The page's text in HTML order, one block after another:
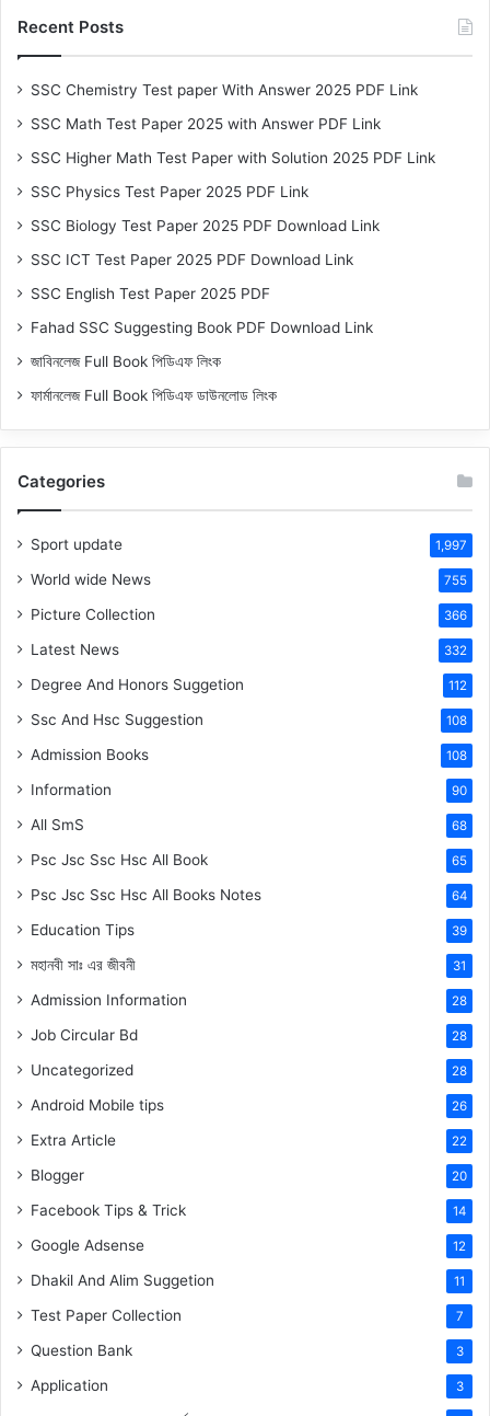
Recent Posts
SSC Chemistry Test paper With Answer 2025 PDF Link
SSC Math Test Paper 2025 with Answer PDF Link
SSC Higher Math Test Paper with Solution 2025 PDF Link
SSC Physics Test Paper 2025 PDF Link
SSC Biology Test Paper 2025 PDF Download Link
SSC ICT Test Paper 2025 PDF Download Link
SSC English Test Paper 2025 PDF
Fahad SSC Suggesting Book PDF Download Link
জাবিনলেজ Full Book পিডিএফ লিংক
ফার্মানলেজ Full Book পিডিএফ ডাউনলোড লিংক
Categories
Sport update 1,997
World wide News 755
Picture Collection 366
Latest News 332
Degree And Honors Suggetion 112
Ssc And Hsc Suggestion 108
Admission Books 108
Information 90
All SmS 68
Psc Jsc Ssc Hsc All Book 65
Psc Jsc Ssc Hsc All Books Notes 64
Education Tips 39
মহানবী সাঃ এর জীবনী 31
Admission Information 28
Job Circular Bd 28
Uncategorized 28
Android Mobile tips 26
Extra Article 22
Blogger 20
Facebook Tips & Trick 14
Google Adsense 12
Dhakil And Alim Suggetion 11
Test Paper Collection 7
Question Bank 3
Application 3